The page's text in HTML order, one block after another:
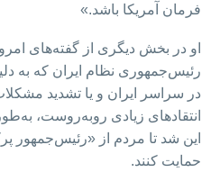
فرمان آمریکا باشد.»
او در بخش دیگری از گفته‌های
رئیس‌جمهوری نظام ایران که
در سراسر ایران و یا تشدید
انتقادهای زیادی روبه‌روست،
این شد تا مردم از «رئيس‌جمهور
حمایت کنند.